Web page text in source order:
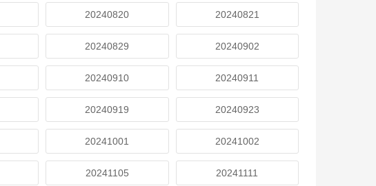
20240820 20240821
20240829 20240902
20240910 20240911
20240919 20240923
20241001 20241002
20241105 20241111